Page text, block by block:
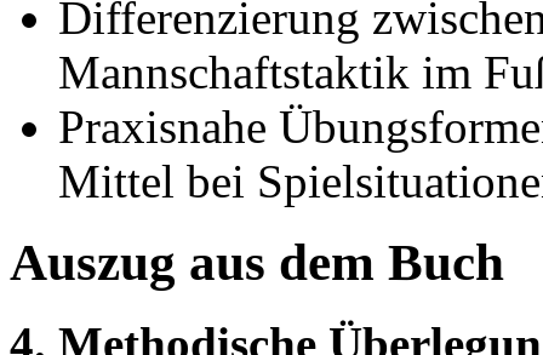
Differenzierung
Mannschaftstaktik im
Praxisnahe
Mittel bei
Auszug aus dem Buch
4. Methodische